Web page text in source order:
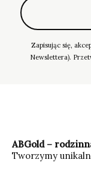
Zapisując się,
Newslettera).
ABGold –
Tworzymy